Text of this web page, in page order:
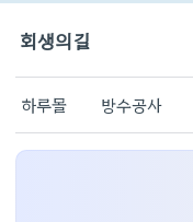
회생의길
하루몰 방수공사